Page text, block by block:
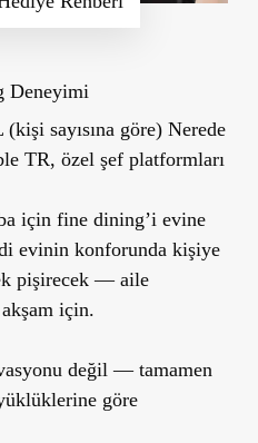
Deneyimi
sayısına göre) Nerede
TR, özel şef platformları
için fine dining’i evine
evinin konforunda kişiye
pişirecek — aile
için.
değil — tamamen
göre